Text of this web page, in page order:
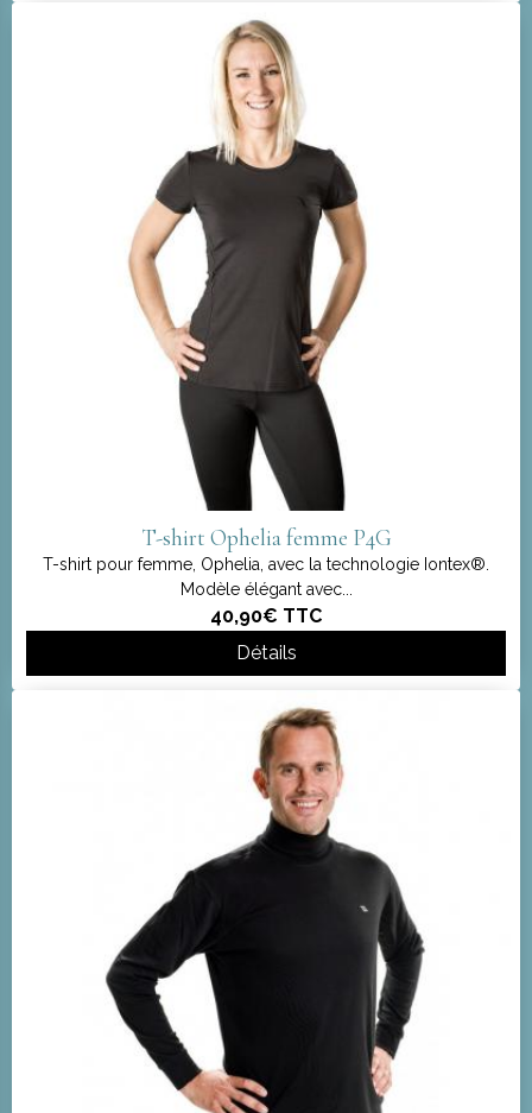
T-shirt Ophelia femme P4G
T-shirt pour femme, Ophelia, avec la technologie Iontex®.
Modèle élégant avec...
40,90€ TTC
Détails